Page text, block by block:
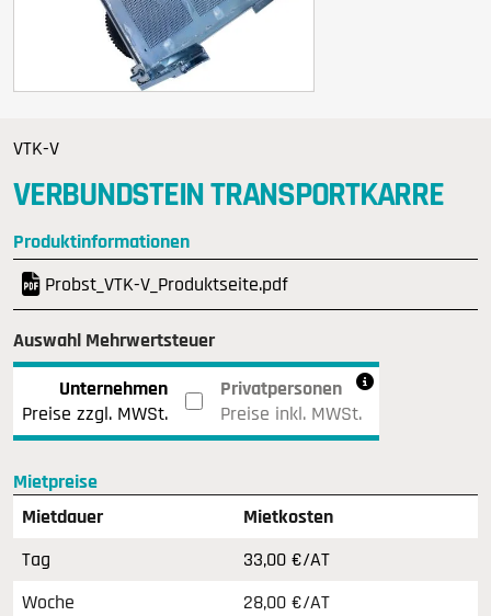
VTK-V
VERBUNDSTEIN TRANSPORTKARRE
Produktinformationen
Probst_VTK-V_Produktseite.pdf
Auswahl Mehrwertsteuer
Unternehmen
Preise zzgl. MWSt.
Privatpersonen
Preise inkl. MWSt.
Mietpreise
Mietdauer
Mietkosten
Tag
33,00 €/AT
Woche
28,00 €/AT